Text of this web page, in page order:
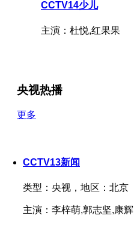
CCTV14少儿
主演：杜悦,红果果
央视热播
更多
CCTV13新闻
类型： 央视， 地区： 北京
主演： 李梓萌,郭志坚,康辉